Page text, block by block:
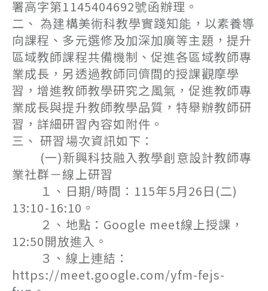
署高字第1145404692號函辦理。
二、 為建構美術科教學實踐知能，以素養導
向課程、多元選修及加深加廣等主題，提升
區域教師課程共備機制、促進各區域教師專
業成長，另透過教師同儕間的授課觀摩學
習，增進教師教學研究之風氣，促進教師專
業成長與提升教師教學品質，特舉辦教師研
習，詳細研習內容如附件。
三、 研習場次資訊如下：
(一)新興科技融入教學創意設計教師專
業社群－線上研習
１、日期/時間：115年5月26日(二)
13:10-16:10。
２、地點：Google meet線上授課，
12:50開放進入。
３、線上連結：
https://meet.google.com/yfm-fejs-